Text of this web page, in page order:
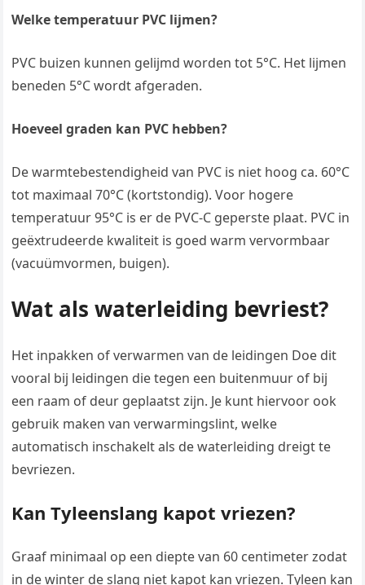
Welke temperatuur PVC lijmen?
PVC buizen kunnen gelijmd worden tot 5°C. Het lijmen
beneden 5°C wordt afgeraden.
Hoeveel graden kan PVC hebben?
De warmtebestendigheid van PVC is niet hoog ca. 60°C
tot maximaal 70°C (kortstondig). Voor hogere
temperatuur 95°C is er de PVC-C geperste plaat. PVC in
geëxtrudeerde kwaliteit is goed warm vervormbaar
(vacuümvormen, buigen).
Wat als waterleiding bevriest?
Het inpakken of verwarmen van de leidingen Doe dit
vooral bij leidingen die tegen een buitenmuur of bij
een raam of deur geplaatst zijn. Je kunt hiervoor ook
gebruik maken van verwarmingslint, welke
automatisch inschakelt als de waterleiding dreigt te
bevriezen.
Kan Tyleenslang kapot vriezen?
Graaf minimaal op een diepte van 60 centimeter zodat
in de winter de slang niet kapot kan vriezen. Tyleen kan